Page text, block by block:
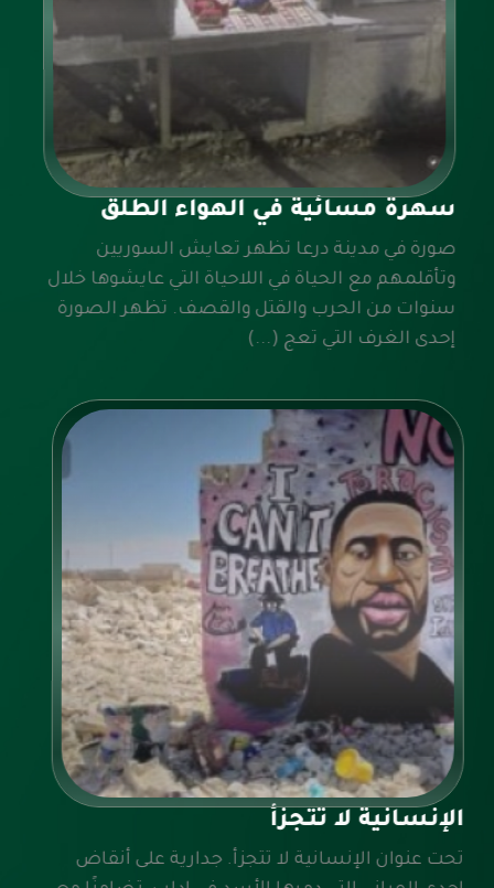
سهرة مسائية في الهواء الطلق
صورة في مدينة درعا تظهر تعايش السوريين
وتأقلمهم مع الحياة في اللاحياة التي عايشوها خلال
سنوات من الحرب والقتل والقصف. تظهر الصورة
إحدى الغرف التي تعج (...)
الإنسانية لا تتجزأ
تحت عنوان الإنسانية لا تتجزأ. جدارية على أنقاض